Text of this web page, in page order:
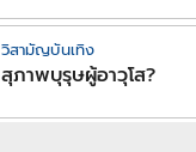
วิสามัญบันเทิง
สุภาพบุรุษผู้อาวุโส?